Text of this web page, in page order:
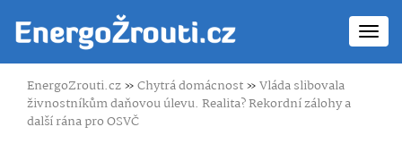
EnergoZrouti.cz»Chytrá domácnost»Vláda slibovala
živnostníkům daňovou úlevu. Realita? Rekordní zálohy a
další rána pro OSVČ